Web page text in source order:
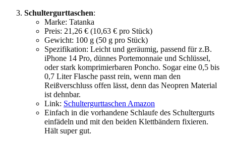
Schultergurttaschen:
Marke: Tatanka
Preis: 21,26 € (10,63 € pro Stück)
Gewicht: 100 g (50 g pro Stück)
Spezifikation: Leicht und geräumig, passend für z.B.
iPhone 14 Pro, dünnes Portemonnaie und Schlüssel,
oder stark komprimierbaren Poncho. Sogar eine 0,5 bis
0,7 Liter Flasche passt rein, wenn man den
Reißverschluss offen lässt, denn das Neopren Material
ist dehnbar.
Link: Schultergurttaschen Amazon
Einfach in die vorhandene Schlaufe des Schultergurts
einfädeln und mit den beiden Klettbändern fixieren.
Hält super gut.